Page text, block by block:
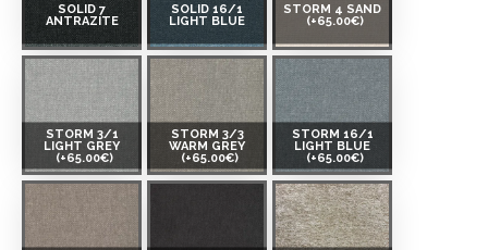
SOLID 7
ANTRAZITE
SOLID 16/1
LIGHT BLUE
STORM 4 SAND
(+65.00€)
STORM 3/1
LIGHT GREY
(+65.00€)
STORM 3/3
WARM GREY
(+65.00€)
STORM 16/1
LIGHT BLUE
(+65.00€)